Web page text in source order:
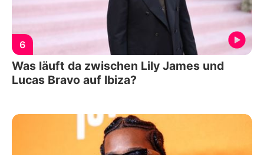
6
Was läuft da zwischen Lily James und
Lucas Bravo auf Ibiza?